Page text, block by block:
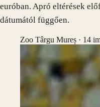
euróban. Apró eltérések
dátumától függően.
Zoo Târgu Mureș · 14